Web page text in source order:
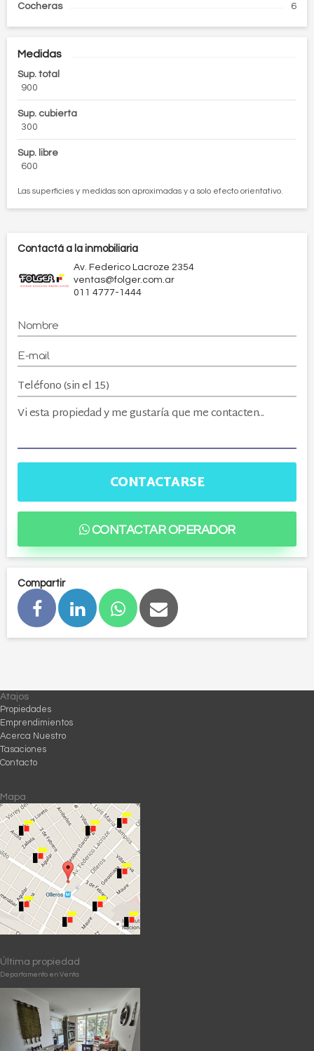
Cocheras 6
Medidas
Sup. total
900
Sup. cubierta
300
Sup. libre
600
Las superficies y medidas son aproximadas y a solo efecto orientativo.
Contactá a la inmobiliaria
Av. Federico Lacroze 2354
ventas@folger.com.ar
011 4777-1444
CONTACTARSE
CONTACTAR OPERADOR
Compartir
Atajos
Propiedades
Emprendimientos
Acerca Nuestro
Tasaciones
Contacto
Mapa
Última propiedad
Departamento en Venta